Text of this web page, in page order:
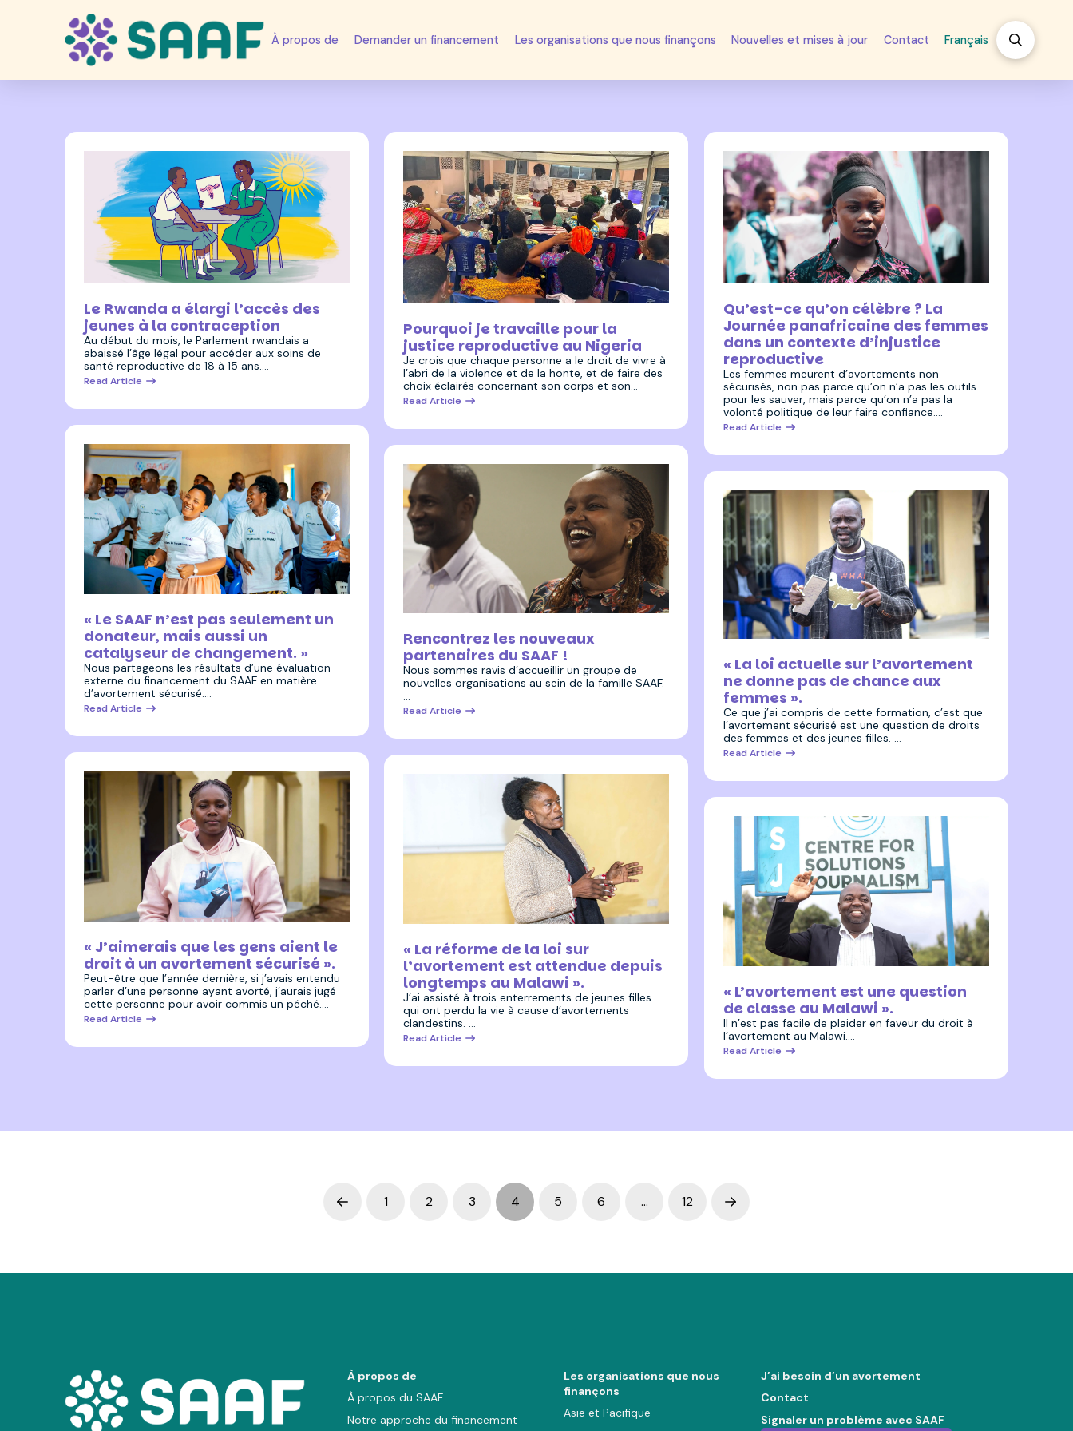
À propos de Demander un financement Les organisations que nous finançons Nouvelles et mises à jour Contact Français
Le Rwanda a élargi l’accès des
jeunes à la contraception
Au début du mois, le Parlement rwandais a
abaissé l’âge légal pour accéder aux soins de
santé reproductive de 18 à 15 ans.…
Read Article
Pourquoi je travaille pour la
justice reproductive au Nigeria
Je crois que chaque personne a le droit de vivre à
l’abri de la violence et de la honte, et de faire des
choix éclairés concernant son corps et son…
Read Article
Qu’est-ce qu’on célèbre ? La
Journée panafricaine des femmes
dans un contexte d’injustice
reproductive
Les femmes meurent d’avortements non
sécurisés, non pas parce qu’on n’a pas les outils
pour les sauver, mais parce qu’on n’a pas la
volonté politique de leur faire confiance.…
Read Article
« Le SAAF n’est pas seulement un
donateur, mais aussi un
catalyseur de changement. »
Nous partageons les résultats d’une évaluation
externe du financement du SAAF en matière
d’avortement sécurisé.…
Read Article
Rencontrez les nouveaux
partenaires du SAAF !
Nous sommes ravis d’accueillir un groupe de
nouvelles organisations au sein de la famille SAAF.
…
Read Article
« La loi actuelle sur l’avortement
ne donne pas de chance aux
femmes ».
Ce que j’ai compris de cette formation, c’est que
l’avortement sécurisé est une question de droits
des femmes et des jeunes filles. …
Read Article
« J’aimerais que les gens aient le
droit à un avortement sécurisé ».
Peut-être que l’année dernière, si j’avais entendu
parler d’une personne ayant avorté, j’aurais jugé
cette personne pour avoir commis un péché.…
Read Article
« La réforme de la loi sur
l’avortement est attendue depuis
longtemps au Malawi ».
J’ai assisté à trois enterrements de jeunes filles
qui ont perdu la vie à cause d’avortements
clandestins. …
Read Article
« L’avortement est une question
de classe au Malawi ».
Il n’est pas facile de plaider en faveur du droit à
l’avortement au Malawi.…
Read Article
Prev 1 2 3 4 5 6 … 12 Next
À propos de
À propos du SAAF
Notre approche du financement
Les organisations que nous
finançons
Asie et Pacifique
J’ai besoin d’un avortement
Contact
Signaler un problème avec SAAF